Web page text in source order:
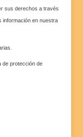
sus derechos a través
información en nuestra
de protección de